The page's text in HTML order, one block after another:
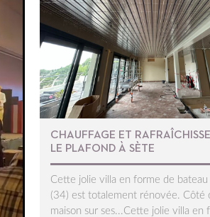
CHAUFFAGE ET
LE PLAFOND À SÈTE
Cette jolie villa en forme de bateau
(34) est totalement rénovée. Côté
maison sur ses...Cette jolie villa en